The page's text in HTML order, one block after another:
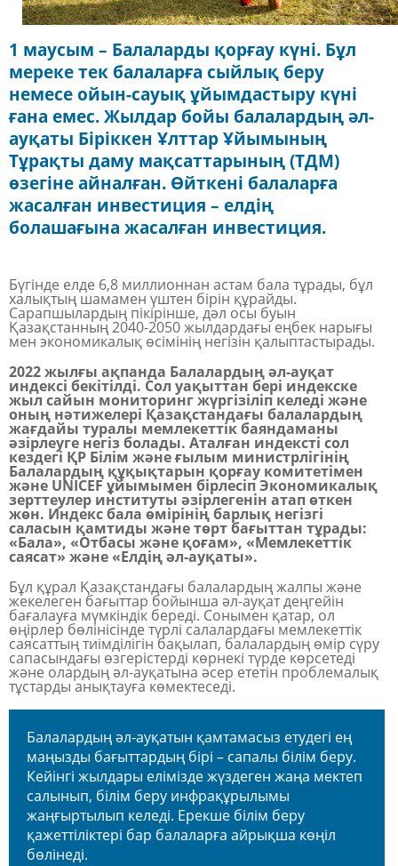
1 маусым – Балаларды қорғау күні. Бұл
мереке тек балаларға сыйлық беру
немесе ойын-сауық ұйымдастыру күні
ғана емес. Жылдар бойы балалардың әл-
ауқаты Біріккен Ұлттар Ұйымының
Тұрақты даму мақсаттарының (ТДМ)
өзегіне айналған. Өйткені балаларға
жасалған инвестиция – елдің
болашағына жасалған инвестиция.
Бүгінде елде 6,8 миллионнан астам бала тұрады, бұл
халықтың шамамен үштен бірін құрайды.
Сарапшылардың пікірінше, дәл осы буын
Қазақстанның 2040-2050 жылдардағы еңбек нарығы
мен экономикалық өсімінің негізін қалыптастырады.
2022 жылғы ақпанда Балалардың әл-ауқат
индексі бекітілді. Сол уақыттан бері индекске
жыл сайын мониторинг жүргізіліп келеді және
оның нәтижелері Қазақстандағы балалардың
жағдайы туралы мемлекеттік баяндаманы
әзірлеуге негіз болады. Аталған индексті сол
кездегі ҚР Білім және ғылым министрлігінің
Балалардың құқықтарын қорғау комитетімен
және UNICEF ұйымымен бірлесіп Экономикалық
зерттеулер институты әзірлегенін атап өткен
жөн. Индекс бала өмірінің барлық негізгі
саласын қамтиды және төрт бағыттан тұрады:
«Бала», «Отбасы және қоғам», «Мемлекеттік
саясат» және «Елдің әл-ауқаты».
Бұл құрал Қазақстандағы балалардың жалпы және
жекелеген бағыттар бойынша әл-ауқат деңгейін
бағалауға мүмкіндік береді. Сонымен қатар, ол
өңірлер бөлінісінде түрлі салалардағы мемлекеттік
саясаттың тиімділігін бақылап, балалардың өмір сүру
сапасындағы өзгерістерді көрнекі түрде көрсетеді
және олардың әл-ауқатына әсер ететін проблемалық
тұстарды анықтауға көмектеседі.
Балалардың әл-ауқатын қамтамасыз етудегі ең
маңызды бағыттардың бірі – сапалы білім беру.
Кейінгі жылдары елімізде жүздеген жаңа мектеп
салынып, білім беру инфрақұрылымы
жаңғыртылып келеді. Ерекше білім беру
қажеттіліктері бар балаларға айрықша көңіл
бөлінеді.